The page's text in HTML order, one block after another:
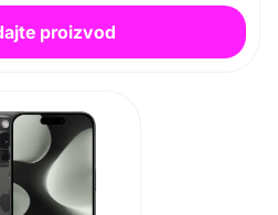
proizvod